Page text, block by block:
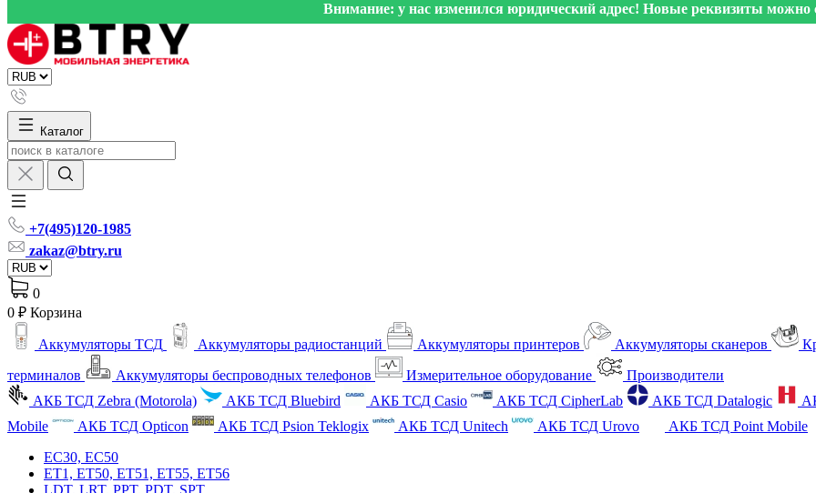
Внимание: у нас изменился юридический адрес! Новые реквизиты можно
Каталог
+7(495)120-1985
zakaz@btry.ru
0
0 ₽ Корзина
Аккумуляторы ТСД Аккумуляторы радиостанций Аккумуляторы принтеров Аккумуляторы сканеров
терминалов
Аккумуляторы беспроводных телефонов Измерительное оборудование
Производители
АКБ ТСД Zebra (Motorola)
АКБ ТСД Bluebird АКБ ТСД Casio АКБ ТСД CipherLab АКБ ТСД Datalogic
Mobile
АКБ ТСД Opticon АКБ ТСД Psion Teklogix АКБ ТСД Unitech АКБ ТСД Urovo АКБ ТСД Point Mobile
EC30, EC50
ET1, ET50, ET51, ET55, ET56
LDT, LRT, PPT, PDT, SPT